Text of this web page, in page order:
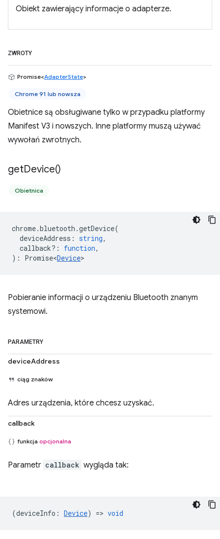
Obiekt zawierający informacje o adapterze.
ZWROTY
Promise<AdapterState>
Chrome 91 lub nowsza
Obietnice są obsługiwane tylko w przypadku platformy
Manifest V3 i nowszych. Inne platformy muszą używać
wywołań zwrotnych.
getDevice()
Obietnica
chrome.bluetooth .getDevice(
deviceAddress : string,
callback? : function,
) : Promise<Device>
Pobieranie informacji o urządzeniu Bluetooth znanym
systemowi.
PARAMETRY
deviceAddress
ciąg znaków
Adres urządzenia, które chcesz uzyskać.
callback
funkcja opcjonalna
Parametr callback wygląda tak:
(deviceInfo : Device) => void